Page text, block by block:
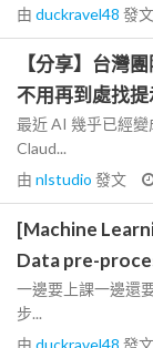
由 duckravel48 發文
【分享】台灣
不用再到處找提
最近 AI 幾乎已經
Claud...
由 nlstudio 發文
[Machine
Data pre-
一邊要上課一邊還
步...
由 duckravel48 發文